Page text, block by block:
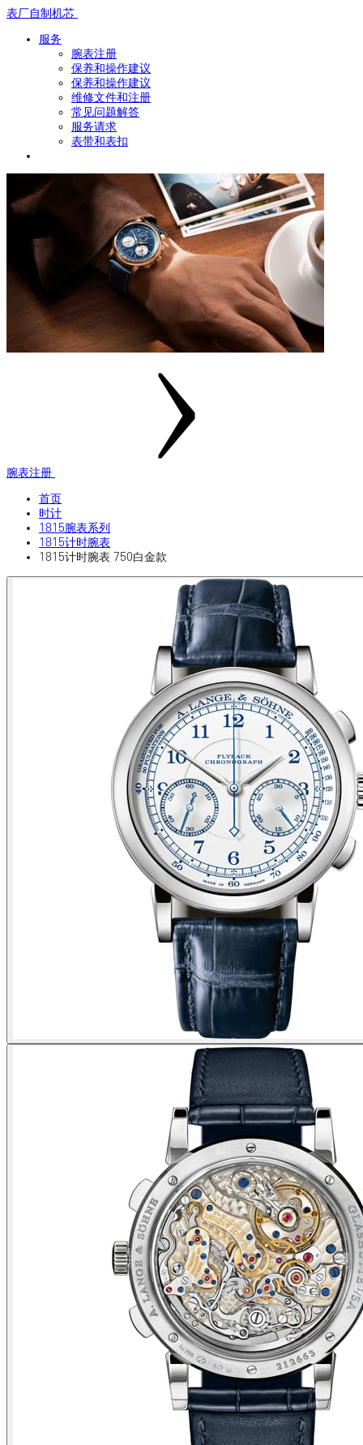
表厂自制机芯
服务
腕表注册
保养和操作建议
保养和操作建议
维修文件和注册
常见问题解答
服务请求
表带和表扣
腕表注册
首页
时计
1815腕表系列
1815计时腕表
1815计时腕表 750白金款